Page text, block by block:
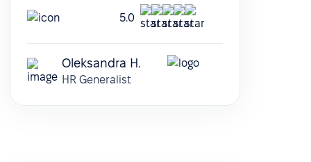
5.0
Oleksandra H.
HR Generalist